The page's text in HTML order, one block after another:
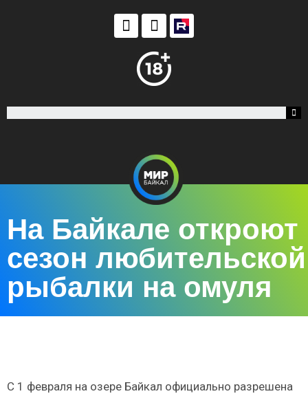
На Байкале откроют
сезон любительской
рыбалки на омуля
С 1 февраля на озере Байкал официально разрешена